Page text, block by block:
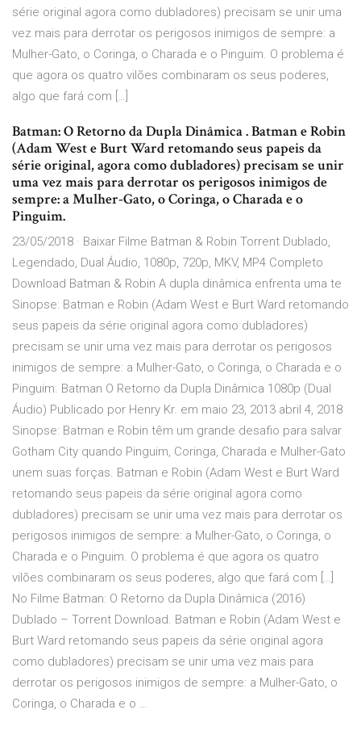
série original agora como dubladores) precisam se unir uma
vez mais para derrotar os perigosos inimigos de sempre: a
Mulher-Gato, o Coringa, o Charada e o Pinguim. O problema é
que agora os quatro vilões combinaram os seus poderes,
algo que fará com […]
Batman: O Retorno da Dupla Dinâmica . Batman e Robin
(Adam West e Burt Ward retomando seus papeis da
série original, agora como dubladores) precisam se unir
uma vez mais para derrotar os perigosos inimigos de
sempre: a Mulher-Gato, o Coringa, o Charada e o
Pinguim.
23/05/2018 · Baixar Filme Batman & Robin Torrent Dublado,
Legendado, Dual Áudio, 1080p, 720p, MKV, MP4 Completo
Download Batman & Robin A dupla dinâmica enfrenta uma te
Sinopse: Batman e Robin (Adam West e Burt Ward retomando
seus papeis da série original agora como dubladores)
precisam se unir uma vez mais para derrotar os perigosos
inimigos de sempre: a Mulher-Gato, o Coringa, o Charada e o
Pinguim. Batman O Retorno da Dupla Dinâmica 1080p (Dual
Áudio) Publicado por Henry Kr. em maio 23, 2013 abril 4, 2018
Sinopse: Batman e Robin têm um grande desafio para salvar
Gotham City quando Pinguim, Coringa, Charada e Mulher-Gato
unem suas forças. Batman e Robin (Adam West e Burt Ward
retomando seus papeis da série original agora como
dubladores) precisam se unir uma vez mais para derrotar os
perigosos inimigos de sempre: a Mulher-Gato, o Coringa, o
Charada e o Pinguim. O problema é que agora os quatro
vilões combinaram os seus poderes, algo que fará com […]
No Filme Batman: O Retorno da Dupla Dinâmica (2016)
Dublado – Torrent Download. Batman e Robin (Adam West e
Burt Ward retomando seus papeis da série original agora
como dubladores) precisam se unir uma vez mais para
derrotar os perigosos inimigos de sempre: a Mulher-Gato, o
Coringa, o Charada e o …